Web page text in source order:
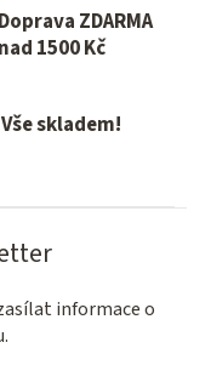
Doprava ZDARMA
nad 1500 Kč
Vše skladem!
informace o